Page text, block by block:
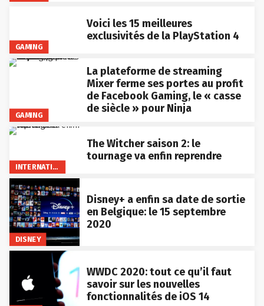
GAMING
Voici les 15 meilleures
exclusivités de la PlayStation 4
GAMING
La plateforme de streaming
Mixer ferme ses portes au profit
de Facebook Gaming, le « casse
de siècle » pour Ninja
INTERNATIONAL
The Witcher saison 2: le
tournage va enfin reprendre
DISNEY
Disney+ a enfin sa date de sortie
en Belgique: le 15 septembre
2020
WWDC 2020: tout ce qu’il faut
savoir sur les nouvelles
fonctionnalités de iOS 14